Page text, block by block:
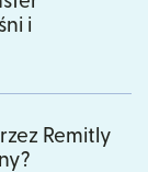
i
Remitly